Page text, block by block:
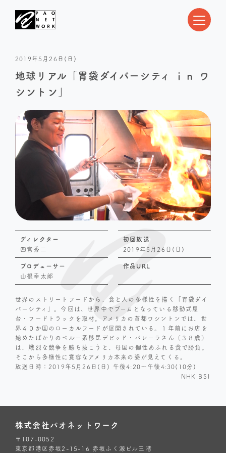
2019年5月26日(日)
地球リアル「胃袋ダイバーシティ ｉｎ ワ
シントン」
ディレクター
四宮秀二
初回放送
2019年5月26日(日)
プロデューサー
山根幸太郎
作品URL
世界のストリートフードから、食と人の多様性を描く「胃袋ダイ
バーシティ」。今回は、世界中でブームとなっている移動式屋
台・フードトラックを取材。アメリカの首都ワシントンでは、世
界４０か国のローカルフードが展開されている。１年前にお店を
始めたばかりのペルー系移民デビッド・バレーラさん（３８歳）
は、熾烈な競争を勝ち抜こうと、母国の個性あふれる食で勝負。
そこから多様性に寛容なアメリカ本来の姿が見えてくる。
放送日時：2019年5月26日(日) 午後4:20～午後4:30(10分)
NHK BS1
株式会社パオネットワーク
〒107-0052
東京都港区赤坂2-15-16 赤坂ふく源ビル三階